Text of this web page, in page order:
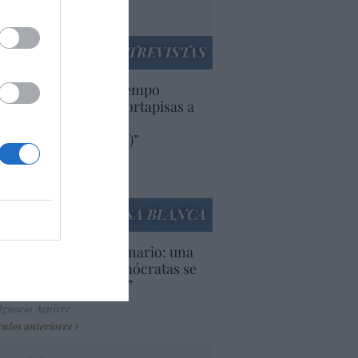
ENTREVISTAS
lleva mucho tiempo
aranceles y cortapisas a
(y europeas)”
Sánchez Arjona
LA CASA BLANCA
Inquietante escenario: una
parte de los demócratas se
como “socialista”
anteriores